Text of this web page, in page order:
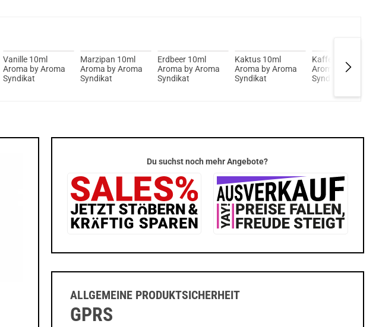
Vanille 10ml
Aroma by Aroma
Syndikat
Marzipan 10ml
Aroma by Aroma
Syndikat
Erdbeer 10ml
Aroma by Aroma
Syndikat
Kaktus 10ml
Aroma by Aroma
Syndikat
Kaffee 10ml
Aroma by Aroma
Syndikat
Du suchst noch mehr Angebote?
ALLGEMEINE PRODUKTSICHERHEIT
GPRS